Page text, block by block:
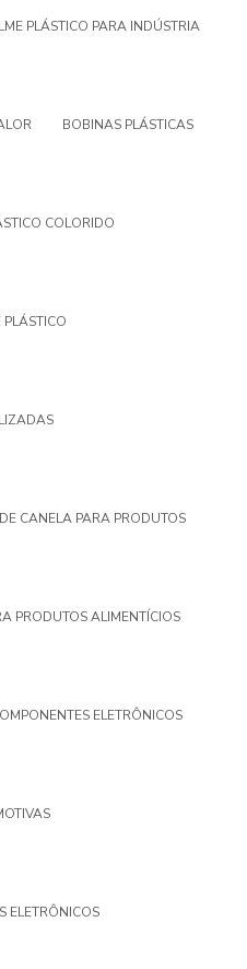
PLÁSTICO PARA INDÚSTRIA
BOBINAS PLÁSTICAS
COLORIDO
CANELA PARA PRODUTOS
PRODUTOS ALIMENTÍCIOS
ELETRÔNICOS
ELETRÔNICOS